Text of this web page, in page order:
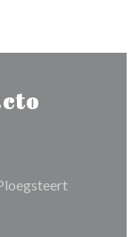
((abre en